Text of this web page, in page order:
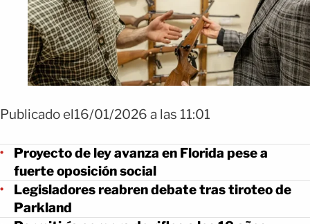
Publicado el16/01/2026 a las 11:01
Proyecto de ley avanza en Florida pese a
fuerte oposición social
Legisladores reabren debate tras tiroteo de
Parkland